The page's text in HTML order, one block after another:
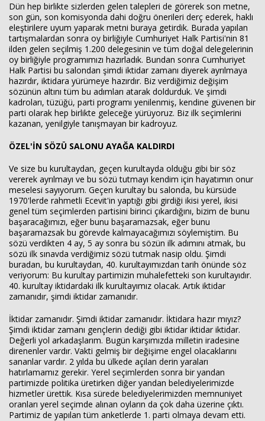
Dün hep birlikte sizlerden gelen talepleri de görerek son metne,
son gün, son komisyonda dahi doğru önerileri derç ederek, haklı
eleştirilere uyum yaparak metni buraya getirdik. Burada yapılan
tartışmalardan sonra oy birliğiyle Cumhuriyet Halk Partisi'nin 81
ilden gelen seçilmiş 1.200 delegesinin ve tüm doğal delegelerinin
oy birliğiyle programımızı hazırladık. Bundan sonra Cumhuriyet
Halk Partisi bu salondan şimdi iktidar zamanı diyerek ayrılmaya
hazırdır, iktidara yürümeye hazırdır. Biz verdiğimiz değişim
sözünün altını tüm bu adımları atarak doldurduk. Ve şimdi
kadroları, tüzüğü, parti programı yenilenmiş, kendine güvenen bir
parti olarak hep birlikte geleceğe yürüyoruz. Biz ilk seçimlerini
kazanan, yenilgiyle tanışmayan bir kadroyuz.
ÖZEL'İN SÖZÜ SALONU AYAĞA KALDIRDI
Ve size bu kurultaydan, geçen kurultayda olduğu gibi bir söz
vererek ayrılmayı ve bu sözü tutmayı kendim için hayatımın onur
meselesi sayıyorum. Geçen kurultay bu salonda, bu kürsüde
1970'lerde rahmetli Ecevit'in yaptığı gibi girdiği ikisi yerel, ikisi
genel tüm seçimlerden partisini birinci çıkardığını, bizim de bunu
başaracağımızı, eğer bunu başaramazsak, eğer bunu
başaramazsak bu görevde kalmayacağımızı söylemiştim. Bu
sözü verdikten 4 ay, 5 ay sonra bu sözün ilk adımını atmak, bu
sözü ilk sınavda verdiğimiz sözü tutmak nasip oldu. Şimdi
buradan, bu kurultaydan, 40. kurultayımızdan tarih önünde söz
veriyorum: Bu kurultay partimizin muhalefetteki son kurultayıdır.
40. kurultay iktidardaki ilk kurultayımız olacak. Artık iktidar
zamanıdır, şimdi iktidar zamanıdır.
İktidar zamanıdır. Şimdi iktidar zamanıdır. İktidara hazır mıyız?
Şimdi iktidar zamanı gençlerin dediği gibi iktidar iktidar iktidar.
Değerli yol arkadaşlarım. Bugün karşımızda milletin iradesine
direnenler vardır. Vakti gelmiş bir değişime engel olacaklarını
sananlar vardır. 2 yılda bu ülkede açılan derin yaraları
hatırlamamız gerekir. Yerel seçimlerden sonra bir yandan
partimizde politika üretirken diğer yandan belediyelerimizde
hizmetler ürettik. Kısa sürede belediyelerimizden memnuniyet
oranları yerel seçimde alınan oyların da çok daha üzerine çıktı.
Partimiz de yapılan tüm anketlerde 1. parti olmaya devam etti.